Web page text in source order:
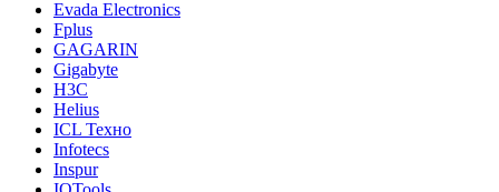
Evada Electronics
Fplus
GAGARIN
Gigabyte
H3C
Helius
ICL Техно
Infotecs
Inspur